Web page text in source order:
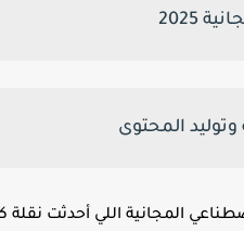
المجانية اللي أحدثت